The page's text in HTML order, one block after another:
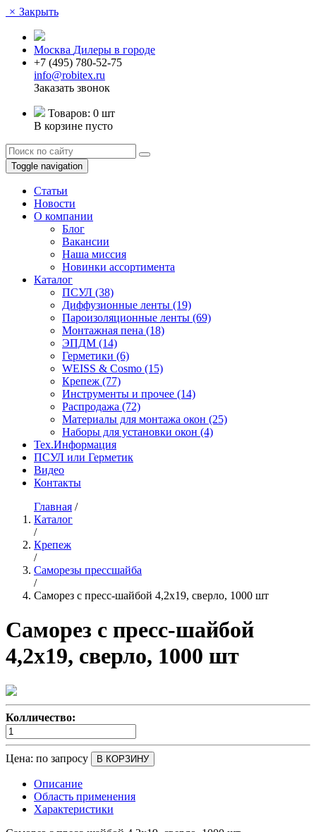
× Закрыть
Москва Дилеры в городе
+7 (495) 780-52-75
info@robitex.ru
Заказать звонок
Товаров: 0 шт
В корзине пусто
Toggle navigation
Статьи
Новости
О компании
Блог
Вакансии
Наша миссия
Новинки ассортимента
Каталог
ПСУЛ (38)
Диффузионные ленты (19)
Пароизоляционные ленты (69)
Монтажная пена (18)
ЭПДМ (14)
Герметики (6)
WEISS & Cosmo (15)
Крепеж (77)
Инструменты и прочее (14)
Распродажа (72)
Материалы для монтажа окон (25)
Наборы для установки окон (4)
Тех.Информация
ПСУЛ или Герметик
Видео
Контакты
Главная /
Каталог
/
Крепеж
/
Саморезы прессшайба
/
Саморез с пресс-шайбой 4,2х19, сверло, 1000 шт
Саморез с пресс-шайбой
4,2х19, сверло, 1000 шт
Колличество:
Цена: по запросу В КОРЗИНУ
Описание
Область применения
Характеристики